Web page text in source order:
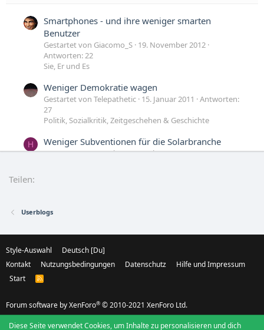
Smartphones - und ihre weniger smarten
Benutzer
Gestartet von Giacomo_S 19. November 2012
Antworten: 22
Sie, Er und Es
Weniger Demokratie wagen
Gestartet von Telepathetic 15. Januar 2011
Antworten:
27
Politik, Sozialkritik, Zeitgeschehen & Geschichte
H Weniger Subventionen für die Solarbranche
Gestartet von HunabKu 23. Februar 2010 Antworten:
gebettelt hat.
Teilen:
Userblogs
Style-Auswahl
Deutsch [Du]
Kontakt
Nutzungsbedingungen Datenschutz
Hilfe und Impressum
Start
R
Forum software by XenForo® © 2010-2021 XenForo Ltd.
Diese Seite verwendet Cookies, um Inhalte zu personalisieren und dich